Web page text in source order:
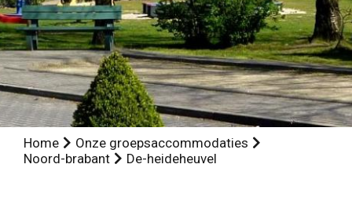
Home
Onze groepsaccommodaties
Noord-brabant
De-heideheuvel